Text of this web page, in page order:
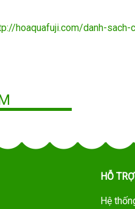
hoaquafuji.com/danh-sach-
HỖ
Hệ